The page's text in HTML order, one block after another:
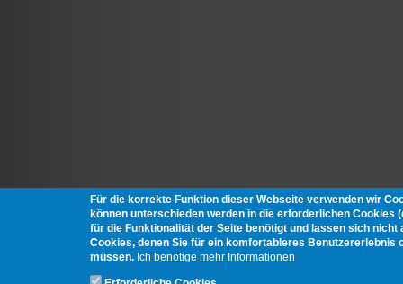
Für die korrekte Funktion dieser Webseite verwenden wir
können unterschieden werden in die erforderlichen Cookies
für die Funktionalität der Seite benötigt und lassen sich nicht
Cookies, denen Sie für ein komfortableres Benutzererlebnis
müssen. Ich benötige mehr Informationen